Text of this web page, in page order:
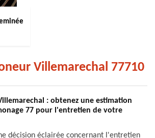
Villemarechal 77710
: obtenez une estimation
77 pour l'entretien de votre
décision éclairée concernant l'entretien